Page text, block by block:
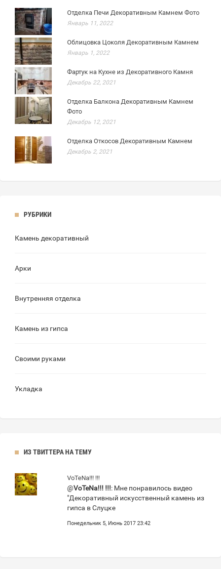
Отделка Печи Декоративным Камнем Фото
Январь 11, 2022
Облицовка Цоколя Декоративным Камнем
Январь 1, 2022
Фартук на Кухне из Декоративного Камня
Декабрь 22, 2021
Отделка Балкона Декоративным Камнем
Фото
Декабрь 12, 2021
Отделка Откосов Декоративным Камнем
Декабрь 2, 2021
РУБРИКИ
Камень декоративный
Арки
Внутренняя отделка
Камень из гипса
Своими руками
Укладка
ИЗ ТВИТТЕРА НА ТЕМУ
VoTeNa!!! !!!
@VoTeNa!!! !!!: Мне понравилось видео
"Декоративный искусственный камень из
гипса в Слуцке
Понедельник 5, Июнь 2017 23:42